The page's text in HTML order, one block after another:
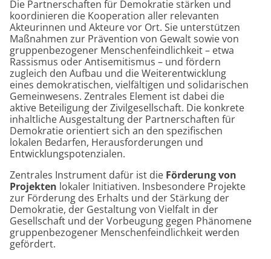
Die Partnerschaften für Demokratie stärken und
koordinieren die Kooperation aller relevanten
Akteurinnen und Akteure vor Ort. Sie unterstützen
Maßnahmen zur Prävention von Gewalt sowie von
gruppenbezogener Menschenfeindlichkeit – etwa
Rassismus oder Antisemitismus – und fördern
zugleich den Aufbau und die Weiterentwicklung
eines demokratischen, vielfältigen und solidarischen
Gemeinwesens. Zentrales Element ist dabei die
aktive Beteiligung der Zivilgesellschaft. Die konkrete
inhaltliche Ausgestaltung der Partnerschaften für
Demokratie orientiert sich an den spezifischen
lokalen Bedarfen, Herausforderungen und
Entwicklungspotenzialen.
Zentrales Instrument dafür ist die Förderung von
Projekten lokaler Initiativen. Insbesondere Projekte
zur Förderung des Erhalts und der Stärkung der
Demokratie, der Gestaltung von Vielfalt in der
Gesellschaft und der Vorbeugung gegen Phänomene
gruppenbezogener Menschenfeindlichkeit werden
gefördert.